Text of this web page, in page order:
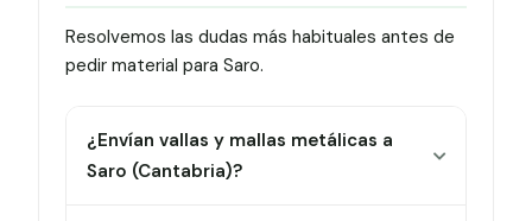
Resolvemos las dudas más habituales antes de
pedir material para Saro.
¿Envían vallas y mallas metálicas a
Saro (Cantabria)?